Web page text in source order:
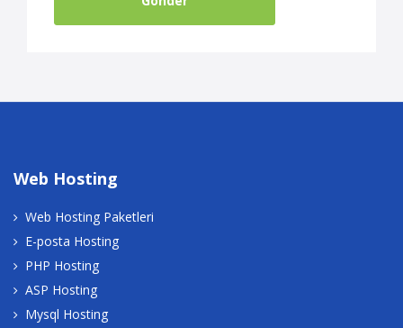
Web Hosting
Web Hosting Paketleri
E-posta Hosting
PHP Hosting
ASP Hosting
Mysql Hosting